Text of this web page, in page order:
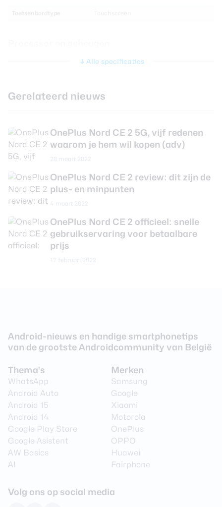
MediaTek Dimensity 900 5G
CPU-kernen Octa Core
Grafische chip ARM Mali-G68 MC4
Werkgeheugen
Interne opslag 128 GB
Uitbreidbaar geheugen Ja
geheugen
Camera achterkant
Camera 1 - Autofocus
Camera 1 -
Camera 1 - Digitale zoom
Camera 1 - Optische zoom Nee
Videoresolutie 3840 x 2160 (4K)
Video Framerate 30 fps
Flitser
Flitstype Dual LED
Alle specificaties
Gerelateerd nieuws
OnePlus Nord CE 2 5G, vijf redenen
waarom je hem wil kopen (adv)
OnePlus Nord CE 2 review: dit zijn de
plus- en minpunten
OnePlus Nord CE 2 officieel: snelle
gebruikservaring voor betaalbare
prijs
Android-nieuws en handige smartphonetips
van de grootste Androidcommunity van België
Thema's
WhatsApp
Android Auto
Android 15
Android 14
Google Play Store
Google Asistent
AW Basics
AI
Merken
Samsung
Google
Xiaomi
Motorola
OnePlus
OPPO
Huawei
Fairphone
Volg ons op social media